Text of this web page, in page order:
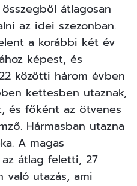
átlagosan
az idei szezonban.
a korábbi két év
képest, és
közötti három évben
kettesben utaznak,
és főként az ötvenes
Hármasban utazna
A magas
átlag feletti, 27
való utazás, ami